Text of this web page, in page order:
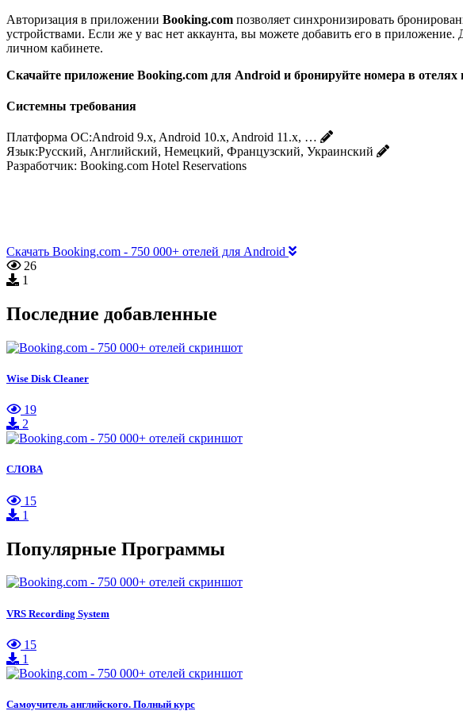
Авторизация в приложении Booking.com позволяет синхронизировать
устройствами. Если же у вас нет аккаунта, вы можете добавить его в
личном кабинете.
Скачайте приложение Booking.com для Android и бронируйте номера в отелях
Системны требования
Платформа ОС:Android 9.x, Android 10.x, Android 11.x, …
Язык:Русский, Английский, Немецкий, Французский, Украинский
Разработчик: Booking.com Hotel Reservations
Скачать Booking.com - 750 000+ отелей для Android
26
1
Последние добавленные
Wise Disk Cleaner
19
2
СЛОВА
15
1
Популярные Программы
VRS Recording System
15
1
Самоучитель английского. Полный курс